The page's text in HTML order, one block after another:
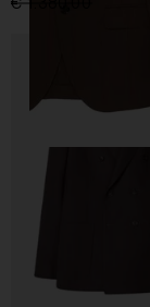
€ 1.380,00